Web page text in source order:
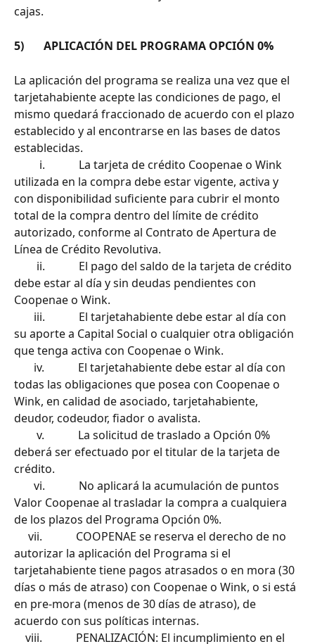
cajas.
5)       APLICACIÓN DEL PROGRAMA OPCIÓN 0%
La aplicación del programa se realiza una vez que el
tarjetahabiente acepte las condiciones de pago, el
mismo quedará fraccionado de acuerdo con el plazo
establecido y al encontrarse en las bases de datos
establecidas.
utilizada en la compra debe estar vigente, activa y
con disponibilidad suficiente para cubrir el monto
total de la compra dentro del límite de crédito
autorizado, conforme al Contrato de Apertura de
Línea de Crédito Revolutiva.
debe estar al día y sin deudas pendientes con
Coopenae o Wink.
su aporte a Capital Social o cualquier otra obligación
que tenga activa con Coopenae o Wink.
todas las obligaciones que posea con Coopenae o
Wink, en calidad de asociado, tarjetahabiente,
deudor, codeudor, fiador o avalista.
deberá ser efectuado por el titular de la tarjeta de
crédito.
Valor Coopenae al trasladar la compra a cualquiera
de los plazos del Programa Opción 0%.
autorizar la aplicación del Programa si el
tarjetahabiente tiene pagos atrasados o en mora (30
días o más de atraso) con Coopenae o Wink, o si está
en pre-mora (menos de 30 días de atraso), de
acuerdo con sus políticas internas.